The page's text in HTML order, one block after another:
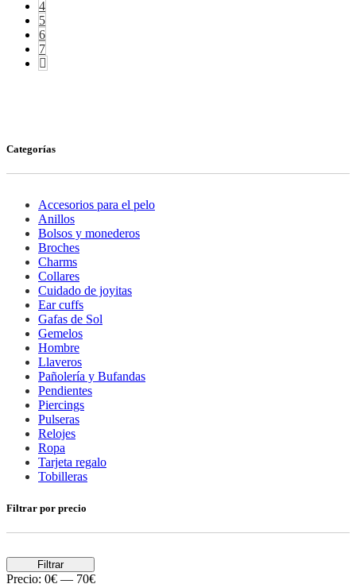
4
5
6
7
Categorías
Accesorios para el pelo
Anillos
Bolsos y monederos
Broches
Charms
Collares
Cuidado de joyitas
Ear cuffs
Gafas de Sol
Gemelos
Hombre
Llaveros
Pañolería y Bufandas
Pendientes
Piercings
Pulseras
Relojes
Ropa
Tarjeta regalo
Tobilleras
Filtrar por precio
Filtrar
Precio: 0€ — 70€